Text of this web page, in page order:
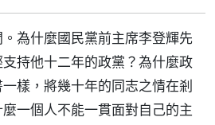
為什麼國民黨前主席李登輝先
持他十二年的政黨？為什麼政
樣，將幾十年的同志之情在剎
一個人不能一貫面對自己的主